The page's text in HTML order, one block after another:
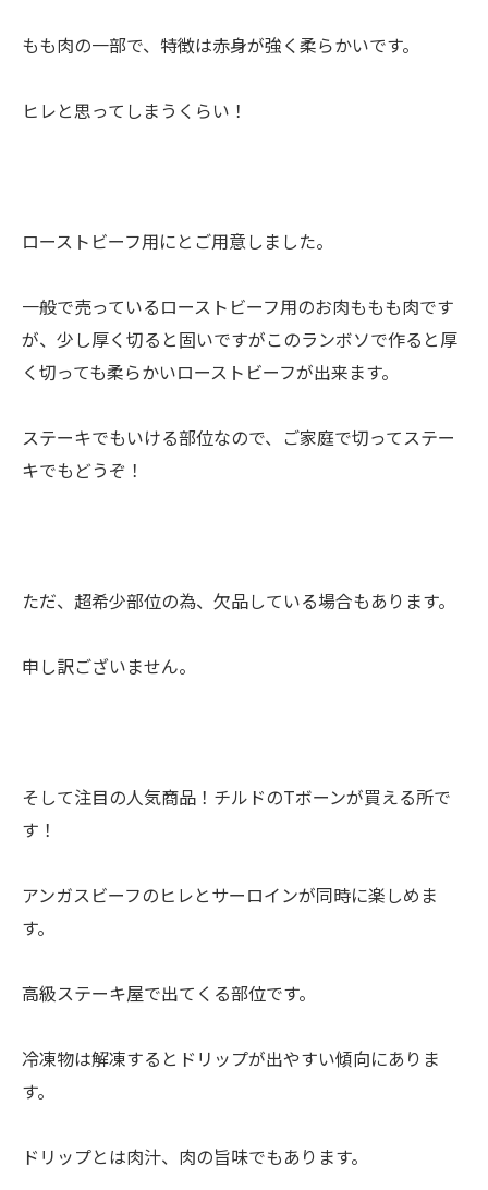
もも肉の一部で、特徴は赤身が強く柔らかいです。
ヒレと思ってしまうくらい！
ローストビーフ用にとご用意しました。
一般で売っているローストビーフ用のお肉ももも肉です
が、少し厚く切ると固いですがこのランボソで作ると厚
く切っても柔らかいローストビーフが出来ます。
ステーキでもいける部位なので、ご家庭で切ってステー
キでもどうぞ！
ただ、超希少部位の為、欠品している場合もあります。
申し訳ございません。
そして注目の人気商品！チルドのTボーンが買える所で
す！
アンガスビーフのヒレとサーロインが同時に楽しめま
す。
高級ステーキ屋で出てくる部位です。
冷凍物は解凍するとドリップが出やすい傾向にありま
す。
ドリップとは肉汁、肉の旨味でもあります。